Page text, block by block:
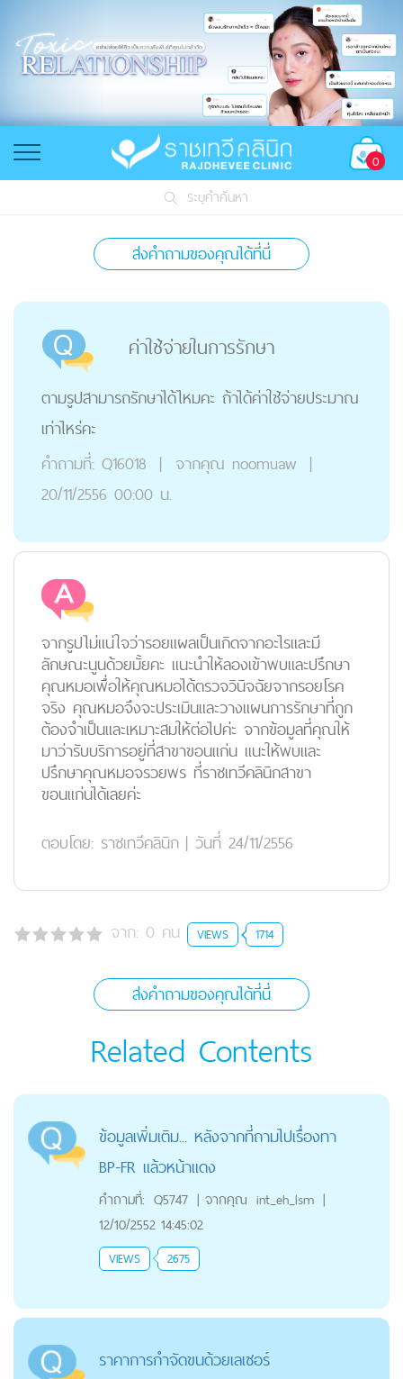
0
ระบุคำค้นหา
ส่งคำถามของคุณได้ที่นี่
ค่าใช้จ่ายในการรักษา
ตามรูปสามารถรักษาได้ไหมคะ ถ้าได้ค่าใช้จ่ายประมาณ
เท่าไหร่คะ
คำถามที่: Q16018 | จากคุณ noomuaw |
20/11/2556 00:00 น.
จากรูปไม่แน่ใจว่ารอยแผลเป็นเกิดจากอะไรและมี
ลักษณะนูนด้วยมั้ยคะ แนะนำให้ลองเข้าพบและปรึกษา
คุณหมอเพื่อให้คุณหมอได้ตรวจวินิจฉัยจากรอยโรค
จริง คุณหมอจึงจะประเมินและวางแผนการรักษาที่ถูก
ต้องจำเป็นและเหมาะสมให้ต่อไปค่ะ จากข้อมูลที่คุณให้
มาว่ารับบริการอยู่ที่สาขาขอนแก่น แนะให้พบและ
ปรึกษาคุณหมอจรวยพร ที่ราชเทวีคลินิกสาขา
ขอนแก่นได้เลยค่ะ
ตอบโดย: ราชเทวีคลินิก | วันที่ 24/11/2556
จาก: 0 คน VIEWS 1714
ส่งคำถามของคุณได้ที่นี่
Related Contents
ข้อมูลเพิ่มเติม... หลังจากที่ถามไปเรื่องทา
BP-FR แล้วหน้าแดง
คำถามที่: Q5747 | จากคุณ int_eh_lsm |
12/10/2552 14:45:02
VIEWS 2675
ราคาการกำจัดขนด้วยเลเซอร์